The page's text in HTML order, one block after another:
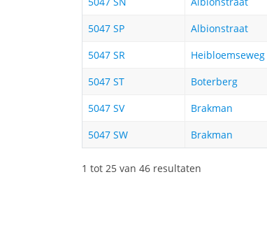
5047 SP
Albionstraat
5047 SR
Heibloemseweg
5047 ST
Boterberg
5047 SV
Brakman
5047 SW
Brakman
1 tot 25 van 46 resultaten